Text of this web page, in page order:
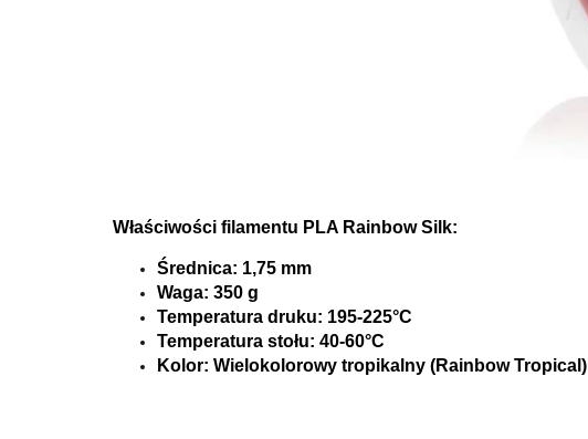
Właściwości fi lamentu PLA Rainbow Silk:
Średnica: 1,75 mm
Waga: 350 g
Temperatura druku: 195-225°C
Temperatura stołu: 40-60°C
Kolor: Wielokolorowy tropikalny (Rainbow Tropical)